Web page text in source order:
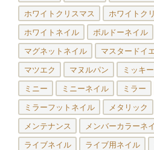
ホワイトクリスマス ホワイトク
ホワイトネイル ボルドーネイル
マグネットネイル マスタードイ
マツエク マヌルパン ミッキー
ミニー ミニーネイル ミラー
ミラーフットネイル メタリック
メンテナンス メンバーカラーネ
ライブネイル ライブ用ネイル